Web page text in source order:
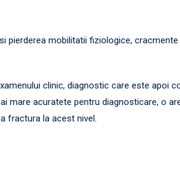
pierderea mobilitatii fiziologice,
clinic, diagnostic care este apoi
mare acuratete pentru diagnosticare, o
fractura la acest nivel.